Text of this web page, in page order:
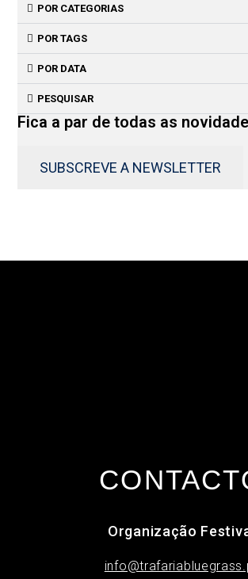
POR CATEGORIAS
POR TAGS
POR DATA
PESQUISAR
Fica a par de todas as
SUBSCREVE A NEWSLETTER
Organização